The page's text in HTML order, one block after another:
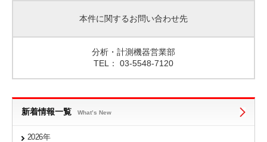
本件に関するお問い合わせ先
分析・計測機器営業部
TEL： 03-5548-7120
新着情報一覧 What’s New
2026年